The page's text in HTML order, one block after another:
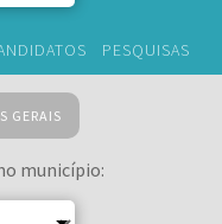
PESQUISAS
GERAIS
município: